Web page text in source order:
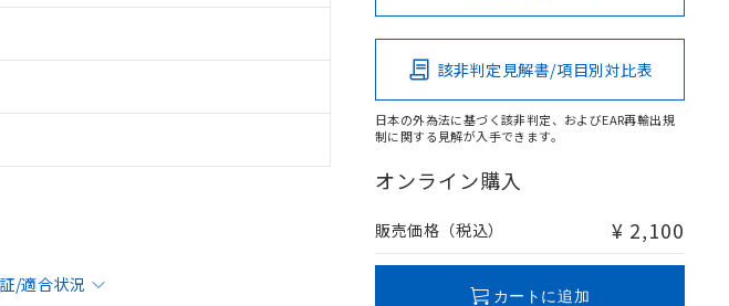
/適合状況
該非判定見解書/項目別対比表
日本の外為法に基づく該非判定、およびEAR再輸出規
制に関する見解が入手できます。
オンライン購入
販売価格（税込） ¥ 2,100
カートに追加